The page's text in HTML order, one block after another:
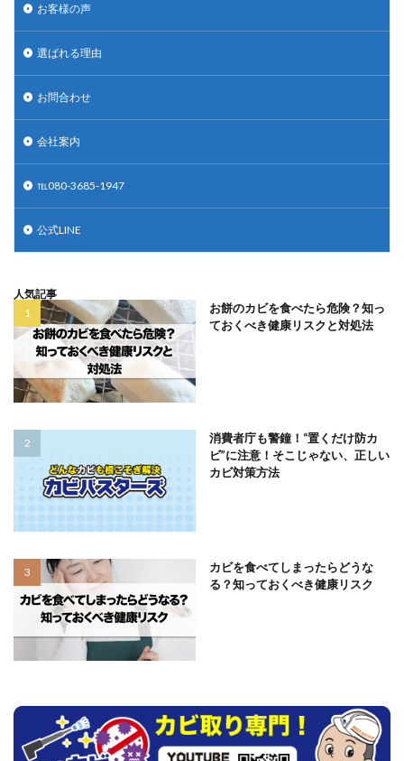
お客様の声
選ばれる理由
お問合わせ
会社案内
℡080-3685-1947
公式LINE
人気記事
お餅のカビを食べたら危険？知っ
ておくべき健康リスクと対処法
消費者庁も警鐘！“置くだけ防カ
ビ”に注意！そこじゃない、正しい
カビ対策方法
カビを食べてしまったらどうな
る？知っておくべき健康リスク